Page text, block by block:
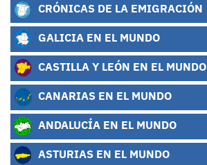
CRÓNICAS DE LA EMIGRACIÓN
GALICIA EN EL MUNDO
CASTILLA Y LEÓN EN EL MUNDO
CANARIAS EN EL MUNDO
ANDALUCÍA EN EL MUNDO
ASTURIAS EN EL MUNDO